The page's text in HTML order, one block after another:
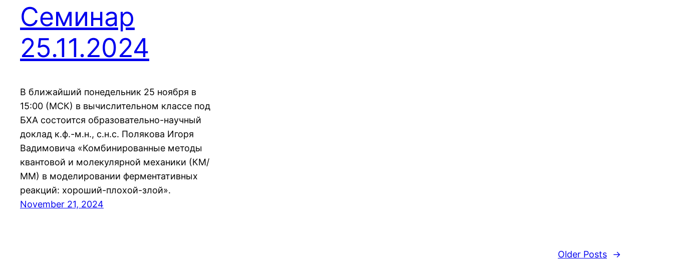
Семинар
25.11.2024
В ближайший понедельник 25 ноября в
15:00 (МСК) в вычислительном классе под
БХА состоится образовательно-научный
доклад к.ф.-м.н., с.н.с. Полякова Игоря
Вадимовича «Комбинированные методы
квантовой и молекулярной механики (КМ/
ММ) в моделировании ферментативных
реакций: хороший-плохой-злой».
November 21, 2024
Older Posts →